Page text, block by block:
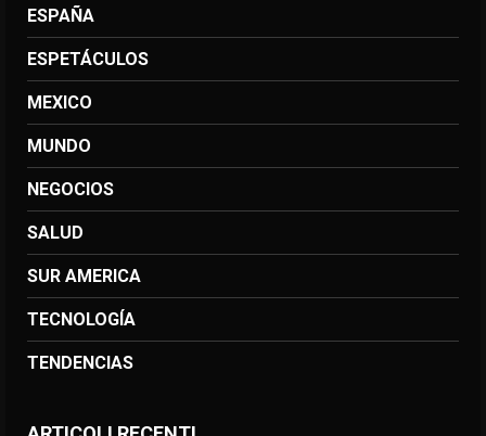
ESPAÑA
ESPETÁCULOS
MEXICO
MUNDO
NEGOCIOS
SALUD
SUR AMERICA
TECNOLOGÍA
TENDENCIAS